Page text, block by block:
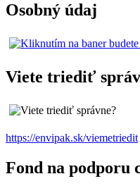
Osobný údaj
Viete triediť
https://envipak.sk/viemetriedit
Fond na podporu